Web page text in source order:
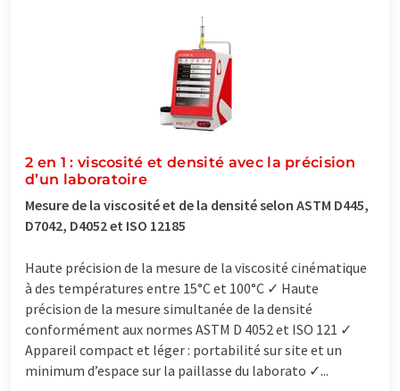
2 en 1 : viscosité et densité avec la précision
d’un laboratoire
Mesure de la viscosité et de la densité selon ASTM D445,
D7042, D4052 et ISO 12185
Haute précision de la mesure de la viscosité cinématique
à des températures entre 15°C et 100°C ✓ Haute
précision de la mesure simultanée de la densité
conformément aux normes ASTM D 4052 et ISO 121 ✓
Appareil compact et léger : portabilité sur site et un
minimum d’espace sur la paillasse du laborato ✓...